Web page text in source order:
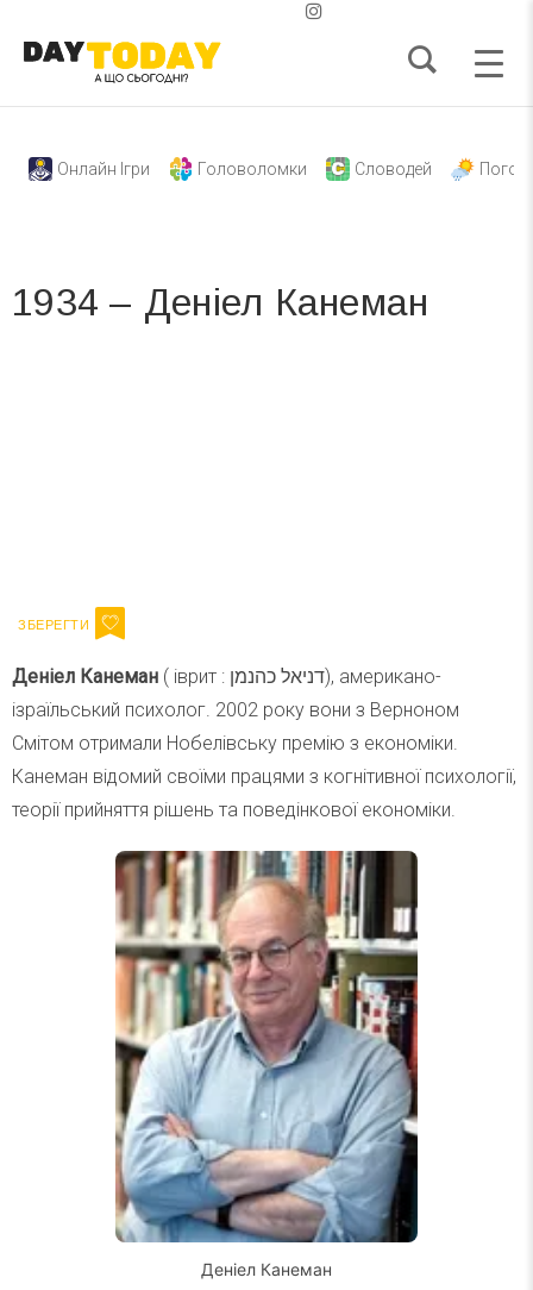
Онлайн Ігри Головоломки Словодей
1934 – Деніел Канеман
Деніел Канеман ( іврит : דניאל כהנמן), американо-
ізраїльський психолог. 2002 року вони з Верноном
Смітом отримали Нобелівську премію з економіки.
Канеман відомий своїми працями з когнітивної психології,
теорії прийняття рішень та поведінкової економіки.
Деніел Канеман